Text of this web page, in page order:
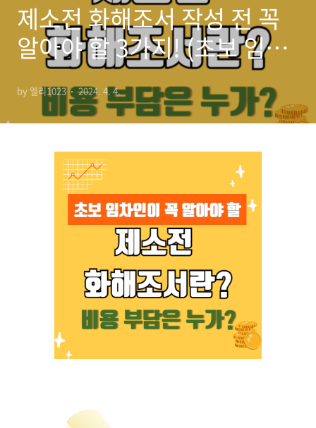
제소전 화해조서 작성 전 꼭
알아야 할 3가지! (초보 임차
인 필독)
by 엘리1023 2024. 4. 4.